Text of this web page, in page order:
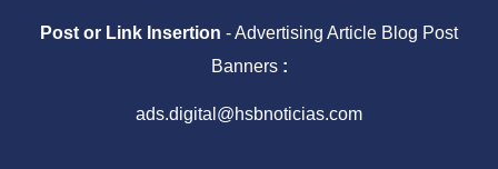
Post or Link Insertion - Advertising Article Blog Post
Banners :
ads.digital@hsbnoticias.com